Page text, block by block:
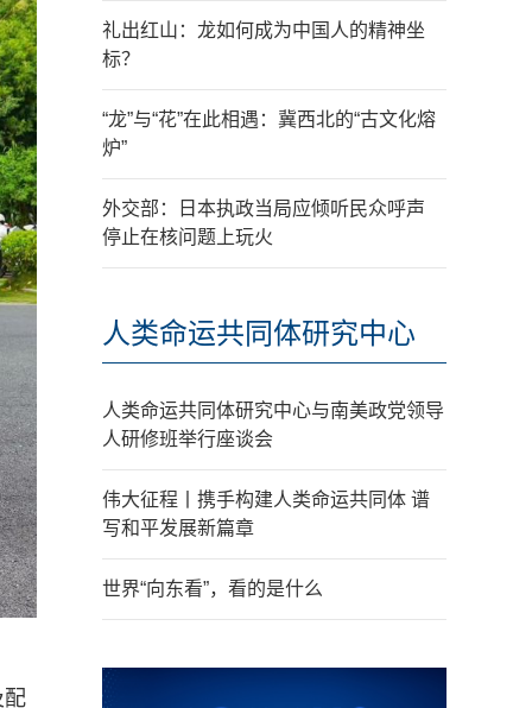
配
礼出红山：龙如何成为中国人的精神坐
标？
“龙”与“花”在此相遇：冀西北的“古文化熔
炉”
外交部：日本执政当局应倾听民众呼声
停止在核问题上玩火
人类命运共同体研究中心
人类命运共同体研究中心与南美政党领导
人研修班举行座谈会
伟大征程丨携手构建人类命运共同体 谱
写和平发展新篇章
世界“向东看”，看的是什么